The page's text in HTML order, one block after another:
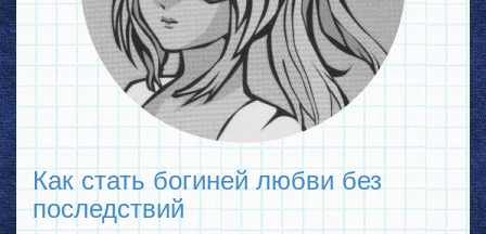
Как стать богиней любви без
последствий